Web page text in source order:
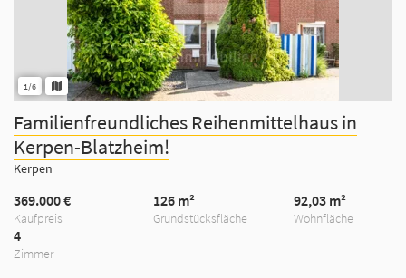
1/6
Familienfreundliches Reihenmittelhaus in
Kerpen-Blatzheim!
Kerpen
Kaufpreis
369.000 €
Grundstücksfläche
126 m²
Wohnfläche
92,03 m²
Zimmer
4